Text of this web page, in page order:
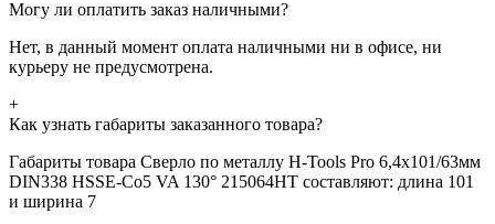
Могу ли оплатить заказ наличными?
Нет, в данный момент оплата наличными ни в офисе, ни
курьеру не предусмотрена.
+
Как узнать габариты заказанного товара?
Габариты товара Сверло по металлу H-Tools Pro 6,4x101/63мм
DIN338 HSSE-Co5 VA 130° 215064HT составляют: длина 101
и ширина 7